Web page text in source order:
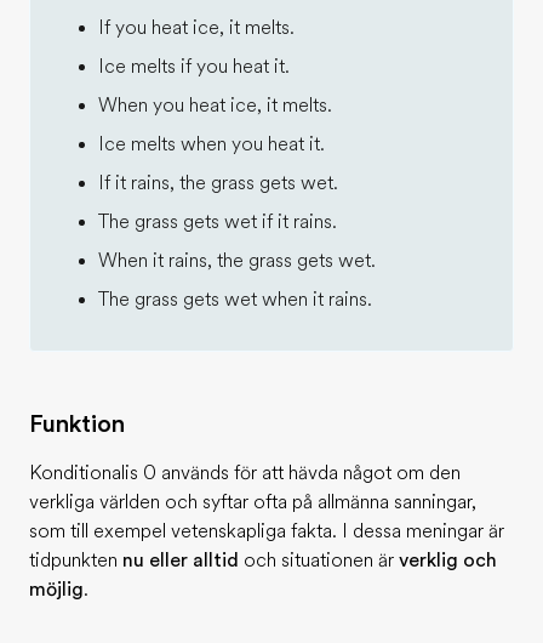
If you heat ice, it melts.
Ice melts if you heat it.
When you heat ice, it melts.
Ice melts when you heat it.
If it rains, the grass gets wet.
The grass gets wet if it rains.
When it rains, the grass gets wet.
The grass gets wet when it rains.
Funktion
Konditionalis 0 används för att hävda något om den
verkliga världen och syftar ofta på allmänna sanningar,
som till exempel vetenskapliga fakta. I dessa meningar är
tidpunkten nu eller alltid och situationen är verklig och
möjlig.